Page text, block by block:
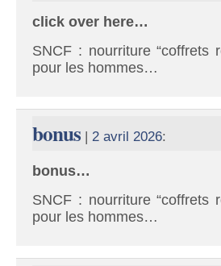
click over here…
SNCF : nourriture “coffrets
pour les hommes…
bonus | 2 avril 2026:
bonus…
SNCF : nourriture “coffrets
pour les hommes…